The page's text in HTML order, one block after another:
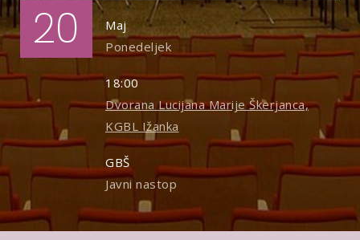
20
Maj
Ponedeljek
18:00
Dvorana Lucijana Marije Škerjanca,
KGBL Ižanka
GBŠ
Javni nastop